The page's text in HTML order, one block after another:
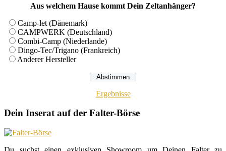
Aus welchem Hause kommt Dein Zeltanhänger?
Camp-let (Dänemark)
CAMPWERK (Deutschland)
Combi-Camp (Niederlande)
Dingo-Tec/Trigano (Frankreich)
Anderer Hersteller
Ergebnisse
Dein Inserat auf der Falter-Börse